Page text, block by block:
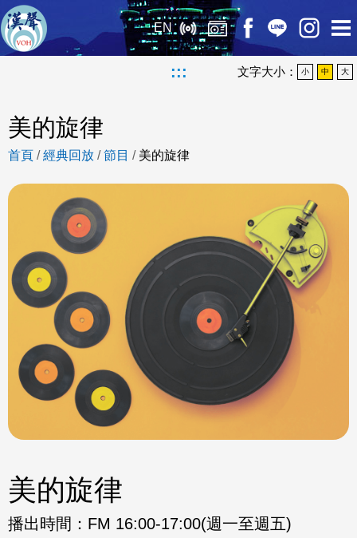
EN
::: 文字大小： 小 中 大
美的旋律
首頁 /經典回放 /節目 / 美的旋律
美的旋律
播出時間： FM 16:00-17:00(週一至週五)